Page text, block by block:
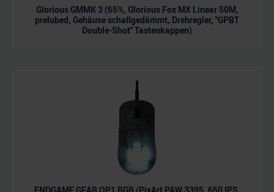
Glorious GMMK 3 (65%, Glorious Fox MX Linear 50M,
prelubed, Gehäuse schallgedämmt, Drehregler, "GPBT
Double-Shot" Tastenkappen)